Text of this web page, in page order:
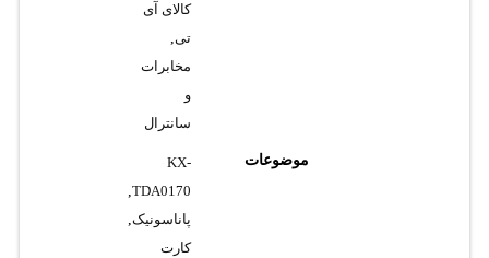
کالای آی
تی,
مخابرات
و
سانترال
موضوعات
KX-
TDA0170
,
پاناسونیک,
کارت